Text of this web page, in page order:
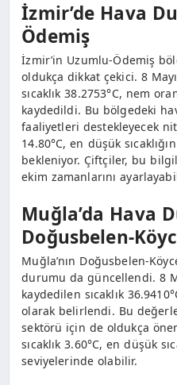
İzmir’de Hava
Ödemiş
İzmir’in Uzumlu-Ödemiş
oldukça dikkat çekici. 8
sıcaklık 38.2753°C, nem
kaydedildi. Bu bölgedeki
faaliyetleri destekleyecek
14.80°C, en düşük
bekleniyor. Çiftçiler, bu
ekim zamanlarını
Muğla’da Hava
Doğusbelen-
Muğla’nın Doğusbelen-
durumu da güncellendi. 8
kaydedilen sıcaklık
olarak belirlendi. Bu
sektörü için de oldukça
sıcaklık 3.60°C, en düşük
seviyelerinde olabilir.